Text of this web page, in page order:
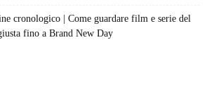
cronologico | Come guardare film e serie del
fino a Brand New Day